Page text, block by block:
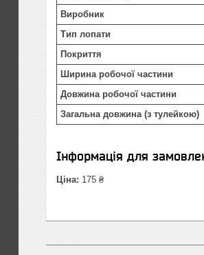
Виробник
Тип лопати
Покриття
Ширина робочої частини
Довжина робочої частини
Загальна довжина (з тулейкою)
Інформація для
Ціна: 175 ₴